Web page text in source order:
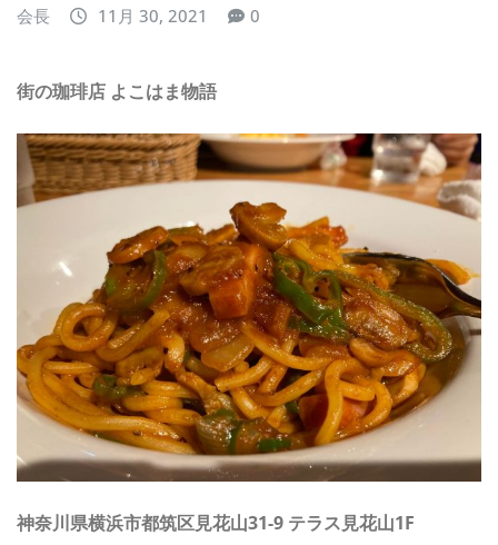
会長 11月 30, 2021 0
街の珈琲店 よこはま物語
神奈川県横浜市都筑区見花山31-9 テラス見花山1F